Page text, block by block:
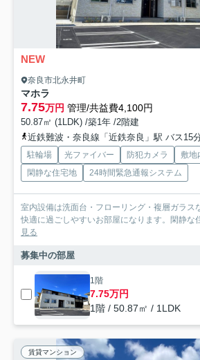
NEW
奈良市北永井町
マホラ
7.75万円 管理/共益費4,100円
50.87㎡ (1LDK) /築1年 /2階建
近鉄難波・奈良線「近鉄奈良」駅 バス15分 奈良
駐輪場 光ファイバー 防犯カメラ
敷地
閑静な住宅地
24時間緊急通報システム
室内設備は洗面台・フローリング・複層ガラス
快適に過ごしやすいお部屋になります。閑静な
見る
募集中の部屋
1階
7.75万円
1階 / 50.87㎡ / 1LDK
賃貸マンション